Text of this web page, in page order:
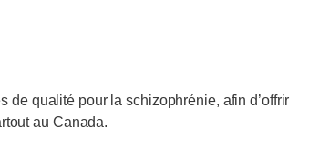
qualité pour la schizophrénie, afin d’offrir
au Canada.